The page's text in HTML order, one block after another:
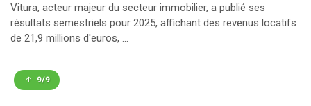
Vitura, acteur majeur du secteur immobilier, a publié ses
résultats semestriels pour 2025, affichant des revenus locatifs
de 21,9 millions d'euros, ...
9/9